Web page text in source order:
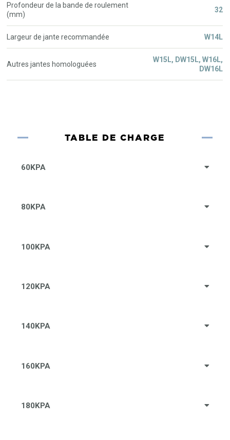
Profondeur de la bande de roulement
(mm)
32
Largeur de jante recommandée W14L
Autres jantes homologuées
W15L, DW15L, W16L,
DW16L
TABLE DE CHARGE
60KPA
80KPA
100KPA
120KPA
140KPA
160KPA
180KPA